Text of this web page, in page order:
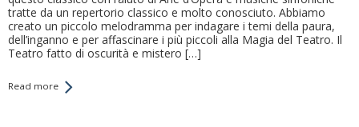
tratte da un repertorio classico e molto conosciuto. Abbiamo
creato un piccolo melodramma per indagare i temi della paura,
dell’inganno e per affascinare i più piccoli alla Magia del Teatro. Il
Teatro fatto di oscurità e mistero […]
Read more